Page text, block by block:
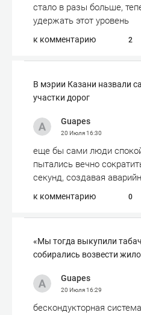
стало в разы больше,
удержать этот уровень
к комментарию 2
В мэрии Казани назвали
участки дорог
Guapes
20 Июля16:30
еще бы сами люди
пытались вечно
секунд, создавая
к комментарию 0
«Мы тогда выкупили
собирались возвести
Guapes
20 Июля16:29
бескондукторная